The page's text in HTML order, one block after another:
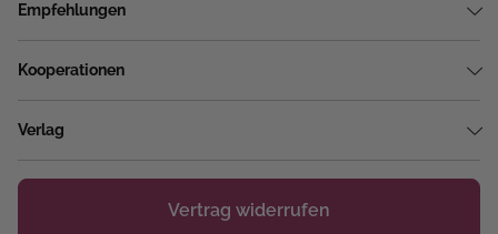
Empfehlungen
Kooperationen
Verlag
Vertrag widerrufen